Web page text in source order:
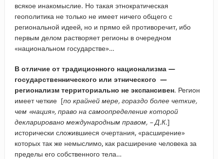
всякое инакомыслие. Но такая этнократическая
геополитика не только не имеет ничего общего с
региональной идеей, но и прямо ей противоречит, ибо
первым делом растворяет регионы в очередном
«национальном государстве»…
В отличие от традиционного национализма —
государственнического или этнического —
регионализм территориально не экспансивен. Регион
имеет четкие [по крайней мере, гораздо более четкие,
чем «нация», право на самоопределение которой
декларировано международным правом, – Д.К.]
исторически сложившиеся очертания, «расширение»
которых так же немыслимо, как расширение человека за
пределы его собственного тела…